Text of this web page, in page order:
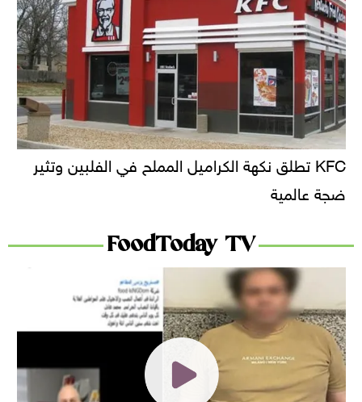
KFC تطلق نكهة الكراميل المملح في الفلبين وتثير
ضجة عالمية
FoodToday TV